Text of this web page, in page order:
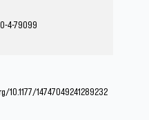
4-79099
14747049241289232